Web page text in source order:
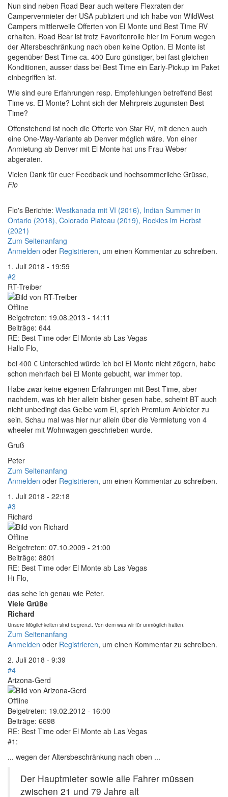
Nun sind neben Road Bear auch weitere Flexraten der
Campervermieter der USA publiziert und ich habe von WildWest
Campers mittlerweile Offerten von El Monte und Best Time RV
erhalten. Road Bear ist trotz Favoritenrolle hier im Forum wegen
der Altersbeschränkung nach oben keine Option. El Monte ist
gegenüber Best Time ca. 400 Euro günstiger, bei fast gleichen
Konditionen, ausser dass bei Best Time ein Early-Pickup im Paket
einbegriffen ist.
Wie sind eure Erfahrungen resp. Empfehlungen betreffend Best
Time vs. El Monte? Lohnt sich der Mehrpreis zugunsten Best
Time?
Offenstehend ist noch die Offerte von Star RV, mit denen auch
eine One-Way-Variante ab Denver möglich wäre. Von einer
Anmietung ab Denver mit El Monte hat uns Frau Weber
abgeraten.
Vielen Dank für euer Feedback und hochsommerliche Grüsse,
Flo
Flo's Berichte: Westkanada mit VI (2016), Indian Summer in
Ontario (2018), Colorado Plateau (2019), Rockies im Herbst
(2021)
Zum Seitenanfang
Anmelden oder Registrieren, um einen Kommentar zu schreiben.
1. Juli 2018 - 19:59
#2
RT-Treiber
Offline
Beigetreten: 19.08.2013 - 14:11
Beiträge: 644
RE: Best Time oder El Monte ab Las Vegas
Hallo Flo,
bei 400 € Unterschied würde ich bei El Monte nicht zögern, habe
schon mehrfach bei El Monte gebucht, war immer top.
Habe zwar keine eigenen Erfahrungen mit Best Time, aber
nachdem, was ich hier allein bisher gesen habe, scheint BT auch
nicht unbedingt das Gelbe vom Ei, sprich Premium Anbieter zu
sein. Schau mal was hier nur allein über die Vermietung von 4
wheeler mit Wohnwagen geschrieben wurde.
Gruß
Peter
Zum Seitenanfang
Anmelden oder Registrieren, um einen Kommentar zu schreiben.
1. Juli 2018 - 22:18
#3
Richard
Offline
Beigetreten: 07.10.2009 - 21:00
Beiträge: 8801
RE: Best Time oder El Monte ab Las Vegas
Hi Flo,
das sehe ich genau wie Peter.
Viele Grüße
Richard
Unsere Möglichkeiten sind begrenzt. Von dem was wir für unmöglich halten.
Zum Seitenanfang
Anmelden oder Registrieren, um einen Kommentar zu schreiben.
2. Juli 2018 - 9:39
#4
Arizona-Gerd
Offline
Beigetreten: 19.02.2012 - 16:00
Beiträge: 6698
RE: Best Time oder El Monte ab Las Vegas
#1:
... wegen der Altersbeschränkung nach oben ...
Der Hauptmieter sowie alle Fahrer müssen
zwischen 21 und 79 Jahre alt